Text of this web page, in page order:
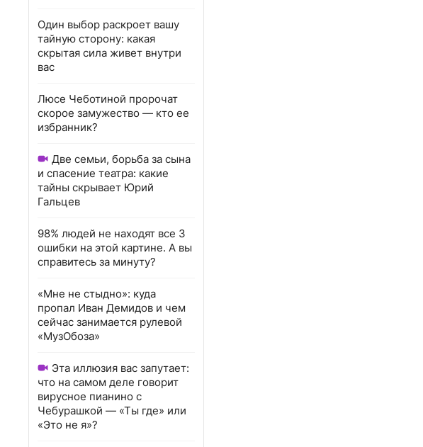
Один выбор раскроет вашу
тайную сторону: какая
скрытая сила живет внутри
вас
Люсе Чеботиной пророчат
скорое замужество — кто ее
избранник?
Две семьи, борьба за сына
и спасение театра: какие
тайны скрывает Юрий
Гальцев
98% людей не находят все 3
ошибки на этой картине. А вы
справитесь за минуту?
«Мне не стыдно»: куда
пропал Иван Демидов и чем
сейчас занимается рулевой
«МузОбоза»
Эта иллюзия вас запутает:
что на самом деле говорит
вирусное пианино с
Чебурашкой — «Ты где» или
«Это не я»?